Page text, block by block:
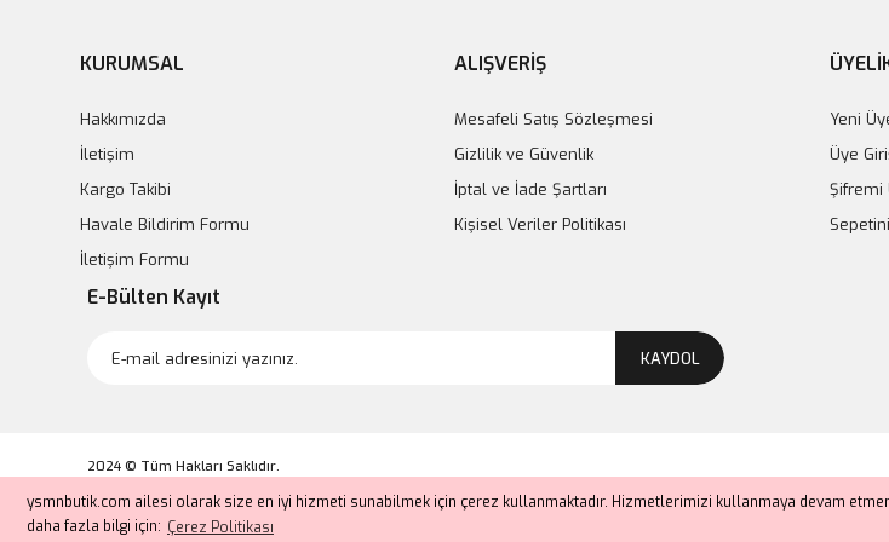
ysmnbutik.com ailesi olarak size en iyi hizmeti sunabilmek için çerez kullanmaktadır. Hizmetlerimizi kullanmaya devam
daha fazla bilgi için: Çerez Politikası
KURUMSAL
Hakkımızda
İletişim
Kargo Takibi
Havale Bildirim Formu
İletişim Formu
ALIŞVERİŞ
Mesafeli Satış Sözleşmesi
Gizlilik ve Güvenlik
İptal ve İade Şartları
Kişisel Veriler Politikası
Yeni
Üye
Şifremi
E-Bülten Kayıt
KAYDOL
2024 © Tüm Hakları Saklıdır.